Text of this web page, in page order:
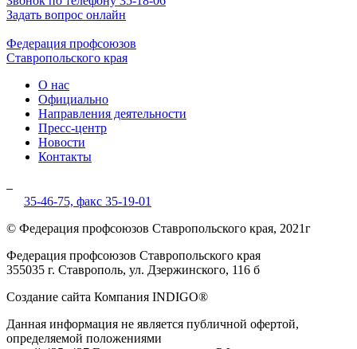
Задать вопрос онлайн
Федерация профсоюзов
Ставропольского края
О нас
Официально
Направления деятельности
Пресс-центр
Новости
Контакты
35-46-75, факс 35-19-01
© Федерация профсоюзов Ставропольского края, 2021г
Федерация профсоюзов Ставропольского края
355035 г. Ставрополь, ул. Дзержинского, 116 б
Создание сайта Компания INDIGO®
Данная информация не является публичной офертой,
определяемой положениями